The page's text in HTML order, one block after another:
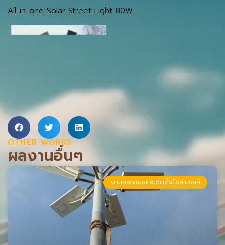
All-in-one Solar Street Light 80W
OTHER WORKS
ผลงานอื่นๆ
งานออกแบบและติดตั้งโซล่าเซลล์